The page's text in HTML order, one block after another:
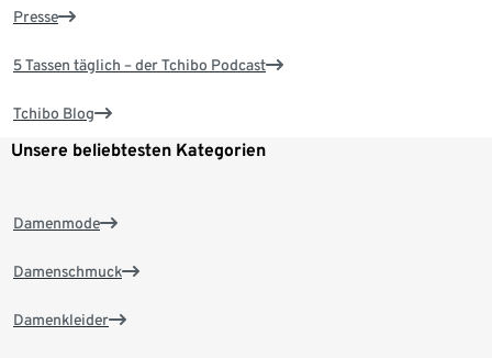
Presse
5 Tassen täglich – der Tchibo Podcast
Tchibo Blog
Unsere beliebtesten Kategorien
Damenmode
Damenschmuck
Damenkleider